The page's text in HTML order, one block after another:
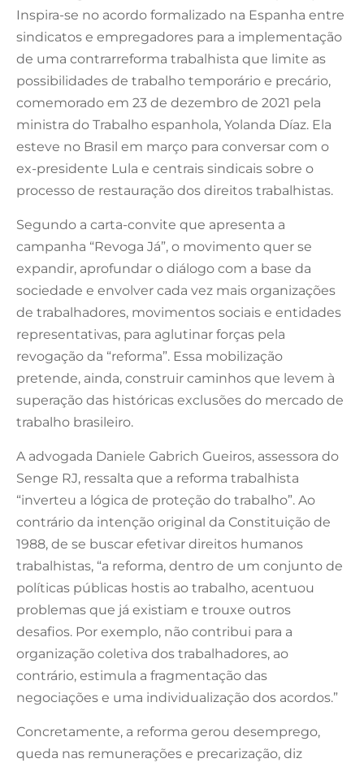
Inspira-se no acordo formalizado na Espanha entre
sindicatos e empregadores para a implementação
de uma contrarreforma trabalhista que limite as
possibilidades de trabalho temporário e precário,
comemorado em 23 de dezembro de 2021 pela
ministra do Trabalho espanhola, Yolanda Díaz. Ela
esteve no Brasil em março para conversar com o
ex-presidente Lula e centrais sindicais sobre o
processo de restauração dos direitos trabalhistas.
Segundo a carta-convite que apresenta a
campanha “Revoga Já”, o movimento quer se
expandir, aprofundar o diálogo com a base da
sociedade e envolver cada vez mais organizações
de trabalhadores, movimentos sociais e entidades
representativas, para aglutinar forças pela
revogação da “reforma”. Essa mobilização
pretende, ainda, construir caminhos que levem à
superação das históricas exclusões do mercado de
trabalho brasileiro.
A advogada Daniele Gabrich Gueiros, assessora do
Senge RJ, ressalta que a reforma trabalhista
“inverteu a lógica de proteção do trabalho”. Ao
contrário da intenção original da Constituição de
1988, de se buscar efetivar direitos humanos
trabalhistas, “a reforma, dentro de um conjunto de
políticas públicas hostis ao trabalho, acentuou
problemas que já existiam e trouxe outros
desafios. Por exemplo, não contribui para a
organização coletiva dos trabalhadores, ao
contrário, estimula a fragmentação das
negociações e uma individualização dos acordos.”
Concretamente, a reforma gerou desemprego,
queda nas remunerações e precarização, diz